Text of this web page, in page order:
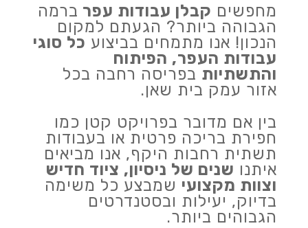
מחפשים קבלן עבודות עפר ברמה
הגבוהה ביותר? הגעתם למקום
הנכון! אנו מתמחים בביצוע כל סוגי
עבודות העפר, הפיתוח
והתשתיות בפריסה רחבה בכל
אזור עמק בית שאן.
בין אם מדובר בפרויקט קטן כמו
חפירת בריכה פרטית או בעבודות
תשתית רחבות היקף, אנו מביאים
איתנו שנים של ניסיון, ציוד חדיש
וצוות מקצועי שמבצע כל משימה
בדיוק, יעילות ובסטנדרטים
הגבוהים ביותר.